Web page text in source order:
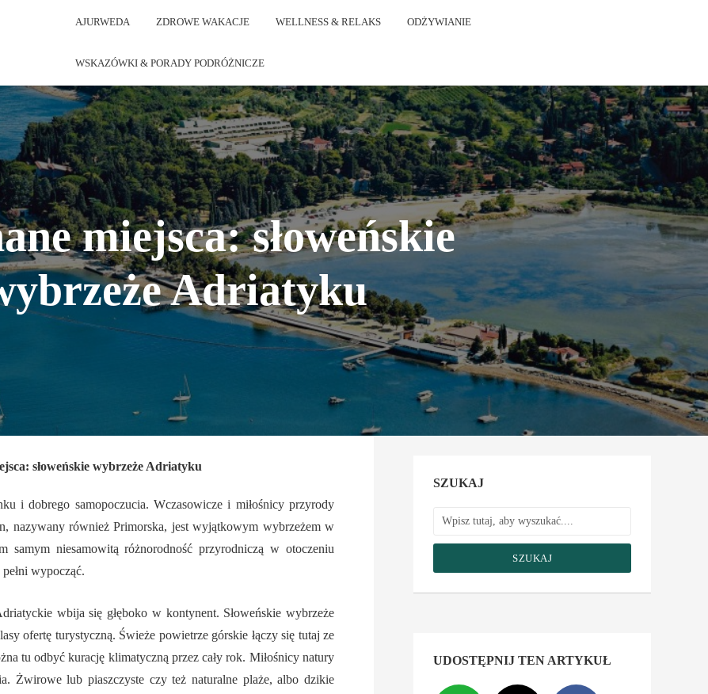
AJURWEDA ZDROWE WAKACJE WELLNESS & RELAKS ODŻYWIANIE
WSKAZÓWKI & PORADY PODRÓŻNICZE
miejsca: słoweńskie
Adriatyku
słoweńskie wybrzeże Adriatyku
i dobrego samopoczucia. Wczasowicze i miłośnicy przyrody
nazywany również Primorska, jest wyjątkowym wybrzeżem w
niesamowitą różnorodność przyrodniczą w otoczeniu
wypocząć.
wbija się głęboko w kontynent. Słoweńskie wybrzeże
ofertę turystyczną. Świeże powietrze górskie łączy się tutaj ze
tu odbyć kurację klimatyczną przez cały rok. Miłośnicy natury
Żwirowe lub piaszczyste czy też naturalne plaże, albo dzikie
SZUKAJ
SZUKAJ
UDOSTĘPNIJ TEN ARTYKUŁ